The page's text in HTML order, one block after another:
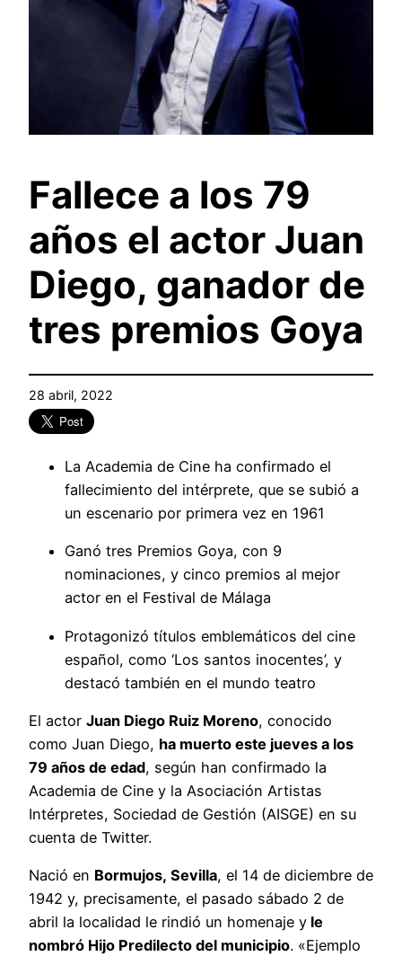
Fallece a los 79
años el actor Juan
Diego, ganador de
tres premios Goya
28 abril, 2022
La Academia de Cine ha confirmado el
fallecimiento del intérprete, que se subió a
un escenario por primera vez en 1961
Ganó tres Premios Goya, con 9
nominaciones, y cinco premios al mejor
actor en el Festival de Málaga
Protagonizó títulos emblemáticos del cine
español, como ‘Los santos inocentes’, y
destacó también en el mundo teatro
El actor Juan Diego Ruiz Moreno, conocido
como Juan Diego, ha muerto este jueves a los
79 años de edad, según han confirmado la
Academia de Cine y la Asociación Artistas
Intérpretes, Sociedad de Gestión (AISGE) en su
cuenta de Twitter.
Nació en Bormujos, Sevilla, el 14 de diciembre de
1942 y, precisamente, el pasado sábado 2 de
abril la localidad le rindió un homenaje y le
nombró Hijo Predilecto del municipio. «Ejemplo